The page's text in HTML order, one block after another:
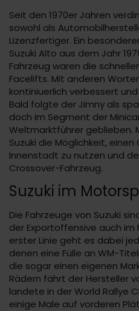
Seit den 1970er Jahren
sowohl als
Lizenzfertiger. Ein
Suzuki Alto aus dem Jahr
Fahrzeug waren die
Facelifts. Mit anderen
kontiniuerlich verbessert
Bald folgte der Jimny als
doch im Segment der
Weltmarktführer geblieben.
Suzuki die Möglichkeit,
Innenstadt zu nutzen und
Crossover-Fahrzeug.
Suzuki im
Die Fahrzeuge von Suzuki
der Exportoffensive auch im
erster Linie geht es dabei
denen eine Fülle an WM-
die sogar einen eigenen
Rädern fährt der Hersteller
landete in der World Rallye
einige Male auf vorderen